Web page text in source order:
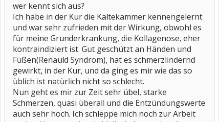
wer kennt sich aus?
Ich habe in der Kur die Kältekammer kennengelernt
und war sehr zufrieden mit der Wirkung, obwohl es
für meine Grunderkrankung, die Kollagenose, eher
kontraindiziert ist. Gut geschützt an Händen und
Füßen(Renauld Syndrom), hat es schmerzlindernd
gewirkt, in der Kur, und da ging es mir wie das so
üblich ist natürlich nicht so schlecht.
Nun geht es mir zur Zeit sehr übel, starke
Schmerzen, quasi überall und die Entzündungswerte
auch sehr hoch. Ich schleppe mich noch zur Arbeit